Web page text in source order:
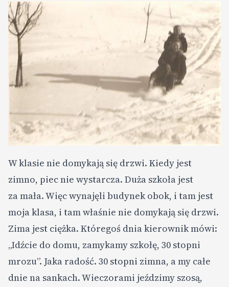
W klasie nie domykają się drzwi. Kiedy jest
zimno, piec nie wystarcza. Duża szkoła jest
za mała. Więc wynajęli budynek obok, i tam jest
moja klasa, i tam właśnie nie domykają się drzwi.
Zima jest ciężka. Któregoś dnia kierownik mówi:
„Idźcie do domu, zamykamy szkołę, 30 stopni
mrozu”. Jaka radość. 30 stopni zimna, a my całe
dnie na sankach. Wieczorami jeździmy szosą,